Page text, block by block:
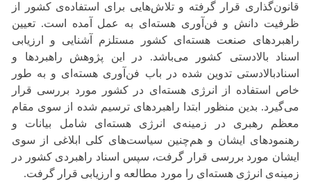
قانون‌گذاری قرار گرفته و تلاش‌هایی برای استفاده‌ی کشور از
ظرفیت دانش و فن‌آوری هسته‌ای به عمل آمده است. تعیین
راهبردهای صنعت هسته‌ای کشور مستلزم آشنایی و ارزیابی
اسناد بالادستی کشور می‌باشد. در این پژوهش راهبردها و
اسنادبالادستی تدوین شده در باب فن‌آوری هسته‌ای و به طور
خاص استفاده از انرژی هسته‌ای در کشور مورد بررسی قرار
می‌گیرد. بدین منظور ابتدا راهبردهای ترسیم شده از سوی مقام
معظم رهبری در زمینه‌ی انرژی هسته‌ای شامل بیانات و
رهنمودهای ایشان و هم‌چنین سیاست‌های کلی ابلاغی از سوی
ایشان مورد بررسی قرار گرفت، سپس اسناد راهبردی کشور در
زمینه‌ی انرژی هسته‌ای را مورد مطالعه و ارزیابی قرار گرفت.